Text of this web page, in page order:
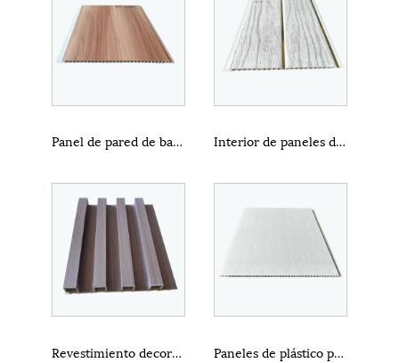
Panel de pared de bambú Interior de paneles de madera de pared
Revestimiento decorativo interior de Wpc Paneles de plástico para pared